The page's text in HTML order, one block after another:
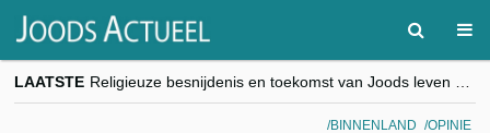
LAATSTE
“Besnijdenisdebat toont hoe moeilijk seculiere Westen minderheden begrijpt”, Jinnih Beels (Vooruit)
CITYTRIP | ROEMENIË – Boekarest: de verrassing van Oost-Europa
BINNENLAND OPINIE